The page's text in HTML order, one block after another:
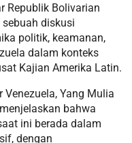
Republik Bolivarian
diskusi
politik, keamanan,
dalam konteks
Kajian Amerika Latin.
Yang Mulia
bahwa
ini berada dalam
dengan